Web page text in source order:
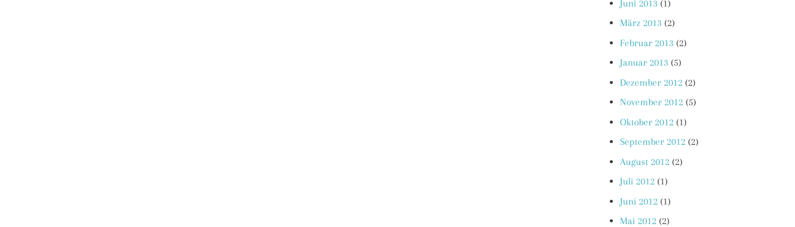
Juni 2013 (1)
März 2013 (2)
Februar 2013 (2)
Januar 2013 (5)
Dezember 2012 (2)
November 2012 (5)
Oktober 2012 (1)
September 2012 (2)
August 2012 (2)
Juli 2012 (1)
Juni 2012 (1)
Mai 2012 (2)